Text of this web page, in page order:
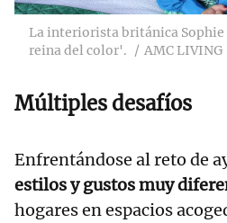
La interiorista británica
reina del color'.
AMC LIVING
Múltiples desafíos
Enfrentándose al reto de
estilos y gustos muy
hogares en espacios